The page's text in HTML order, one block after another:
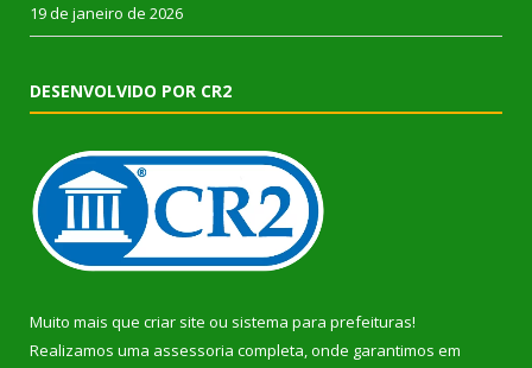
19 de janeiro de 2026
DESENVOLVIDO POR CR2
Muito mais que criar site ou sistema para prefeituras!
Realizamos uma assessoria completa, onde garantimos em